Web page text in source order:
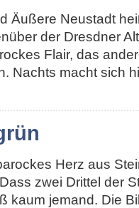
Äußere Neustadt
der Dresdner
Flair, das
Nachts macht sich
Herz aus
zwei Drittel der
kaum jemand. Die